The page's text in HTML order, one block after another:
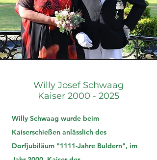
Willy Josef Schwaag
Kaiser 2000 - 2025
Willy Schwaag wurde beim
Kaiserschießen anlässlich des
Dorfjubiläum "1111-Jahre Buldern", im